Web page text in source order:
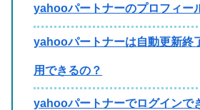
yahooパートナーのプロフィー
yahooパートナーは自動更新終
用できるの？
yahooパートナーでログインで